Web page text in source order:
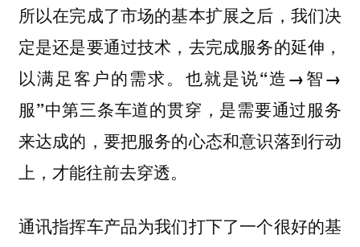
所以在完成了市场的基本扩展之后，我们决
定是还是要通过技术，去完成服务的延伸，
以满足客户的需求。 也就是说“造→智→
服”中第三条车道的贯穿，是需要通过服务
来达成的，要把服务的心态和意识落到行动
上，才能往前去穿透。
通讯指挥车产品为我们打下了一个很好的基